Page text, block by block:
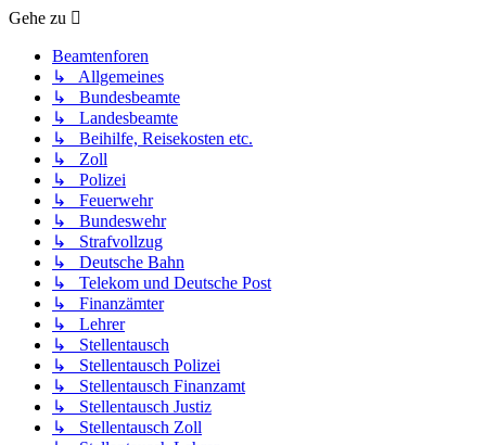
Gehe zu
Beamtenforen
↳ Allgemeines
↳ Bundesbeamte
↳ Landesbeamte
↳ Beihilfe, Reisekosten etc.
↳ Zoll
↳ Polizei
↳ Feuerwehr
↳ Bundeswehr
↳ Strafvollzug
↳ Deutsche Bahn
↳ Telekom und Deutsche Post
↳ Finanzämter
↳ Lehrer
↳ Stellentausch
↳ Stellentausch Polizei
↳ Stellentausch Finanzamt
↳ Stellentausch Justiz
↳ Stellentausch Zoll